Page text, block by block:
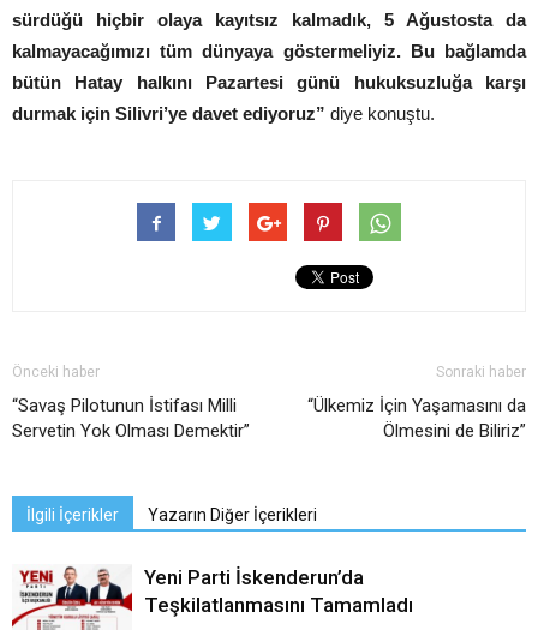
sürdüğü hiçbir olaya kayıtsız kalmadık, 5 Ağustosta da
kalmayacağımızı tüm dünyaya göstermeliyiz. Bu bağlamda
bütün Hatay halkını Pazartesi günü hukuksuzluğa karşı
durmak için Silivri’ye davet ediyoruz” diye konuştu.
Önceki haber
“Savaş Pilotunun İstifası Milli
Servetin Yok Olması Demektir”
Sonraki haber
“Ülkemiz İçin Yaşamasını da
Ölmesini de Biliriz”
İlgili İçerikler Yazarın Diğer İçerikleri
Yeni Parti İskenderun’da
Teşkilatlanmasını Tamamladı